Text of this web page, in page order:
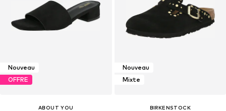
Nouveau
OFFRE
ABOUT YOU
Nouveau
Mixte
BIRKENSTOCK